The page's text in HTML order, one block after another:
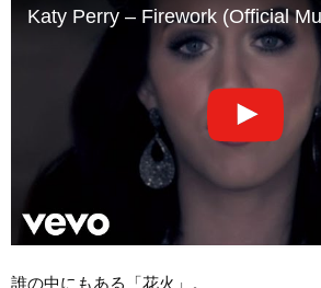
Katy Perry – Firework (Official
誰の中にもある「花火」。